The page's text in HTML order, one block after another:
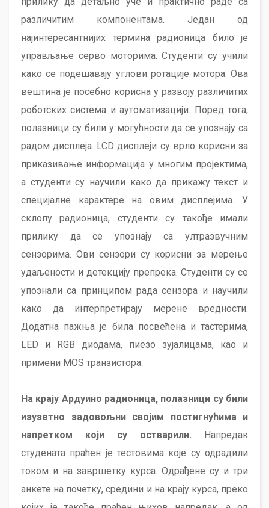
различитим компонентама. Један од
најинтересантнијих термина радионица било је
управљање серво моторима. Студенти су учили
како се подешавају углови ротације мотора. Ова
вештина је посебно корисна у развоју различитих
роботских система и аутоматизацији. Поред тога,
полазници су били у могућности да се упознају са
радом дисплеја. LCD дисплеји су врло корисни за
приказивање информација у многим пројектима,
а студенти су научили како да прикажу текст и
специјалне карактере на овим дисплејима. У
склопу радионица, студенти су такође имали
прилику да се упознају са ултразвучним
сензорима. Ови сензори су корисни за мерење
удаљености и детекцију препрека. Студенти су се
упознали са принципом рада сензора и научили
како да интерпретирају мерене вредности.
Додатна пажња је била посвећена и тастерима,
LED и RGB диодама, пиезо зујалицама, као и
примени MOS транзистора.
На крају Ардуино радионица, полазници су били
изузетно задовољни својим постигнућима и
напретком који су остварили. Напредак
студената праћен је тестовима које су одрадили
током и на завршетку курса. Одрађене су и три
анкете на почетку, средини и на крају курса, преко